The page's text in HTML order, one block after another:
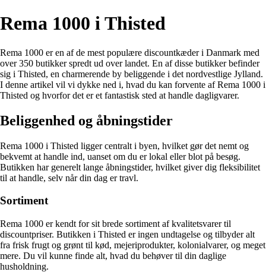
Rema 1000 i Thisted
Rema 1000 er en af de mest populære discountkæder i Danmark med
over 350 butikker spredt ud over landet. En af disse butikker befinder
sig i Thisted, en charmerende by beliggende i det nordvestlige Jylland.
I denne artikel vil vi dykke ned i, hvad du kan forvente af Rema 1000 i
Thisted og hvorfor det er et fantastisk sted at handle dagligvarer.
Beliggenhed og åbningstider
Rema 1000 i Thisted ligger centralt i byen, hvilket gør det nemt og
bekvemt at handle ind, uanset om du er lokal eller blot på besøg.
Butikken har generelt lange åbningstider, hvilket giver dig fleksibilitet
til at handle, selv når din dag er travl.
Sortiment
Rema 1000 er kendt for sit brede sortiment af kvalitetsvarer til
discountpriser. Butikken i Thisted er ingen undtagelse og tilbyder alt
fra frisk frugt og grønt til kød, mejeriprodukter, kolonialvarer, og meget
mere. Du vil kunne finde alt, hvad du behøver til din daglige
husholdning.